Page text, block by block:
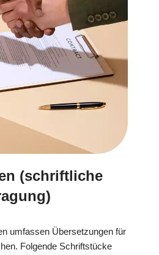
(schriftliche
umfassen Übersetzungen für
Folgende Schriftstücke